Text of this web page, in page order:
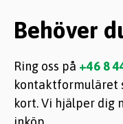
Behöver
Ring oss på +46 8
kontaktformuläret
kort. Vi hjälper dig